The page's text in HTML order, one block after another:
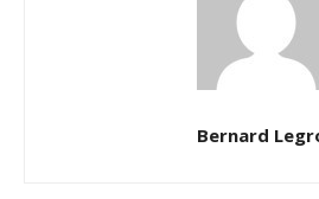
Bernard